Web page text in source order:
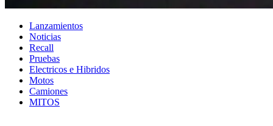
Lanzamientos
Noticias
Recall
Pruebas
Electricos e Hibridos
Motos
Camiones
MITOS